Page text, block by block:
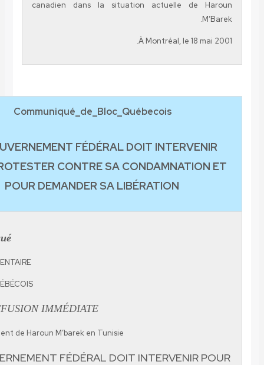
canadien dans la situation actuelle de
À Montréal, le 18
Communiqué_de_Bloc_Québecois
LE GOUVERNEMENT FÉDÉRAL DOIT
POUR PROTESTER CONTRE SA
POUR DEMANDER SA LIBÉRATION
Communiqué
AILE PARLEMENTAIRE
DU BLOC QUÉBÉCOIS
POUR DIFFUSION IMMÉDIATE
Emprisonnement de Haroun M’barek en Tunisie
LE GOUVERNEMENT FÉDÉRAL DOIT INTERVENIR